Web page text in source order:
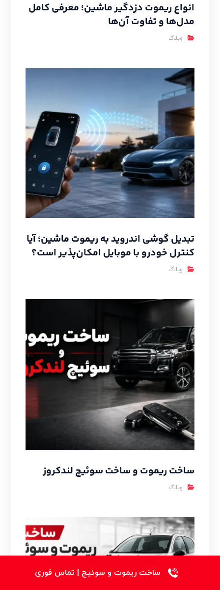
انواع ریموت دزدگیر ماشین؛ معرفی کامل
مدل‌ها و تفاوت آن‌ها
وبلاگ
تبدیل گوشی اندروید به ریموت ماشین؛ آیا
کنترل خودرو با موبایل امکان‌پذیر است؟
وبلاگ
ساخت ریموت و ساخت سوئیچ لندکروز
وبلاگ
ساخت ریموت و سوئیچ | تماس فوری